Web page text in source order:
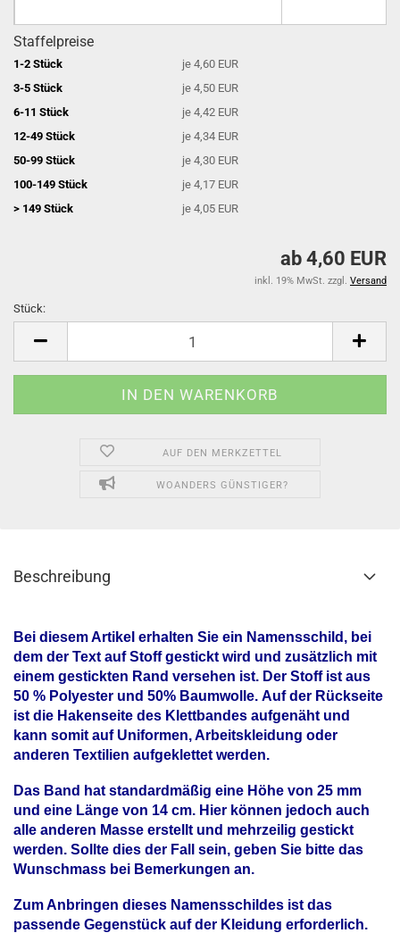
Staffelpreise
1-2 Stück
je 4,60 EUR
3-5 Stück
je 4,50 EUR
6-11 Stück
je 4,42 EUR
12-49 Stück
je 4,34 EUR
50-99 Stück
je 4,30 EUR
100-149 Stück
je 4,17 EUR
> 149 Stück
je 4,05 EUR
ab 4,60 EUR
inkl. 19% MwSt. zzgl. Versand
Stück:
AUF DEN MERKZETTEL
WOANDERS GÜNSTIGER?
Beschreibung
Bei diesem Artikel erhalten Sie ein Namensschild, bei
dem der Text auf Stoff gestickt wird und zusätzlich mit
einem gestickten Rand versehen ist. Der Stoff ist aus
50 % Polyester und 50% Baumwolle. Auf der Rückseite
ist die Hakenseite des Klettbandes aufgenäht und
kann somit auf Uniformen, Arbeitskleidung oder
anderen Textilien aufgeklettet werden.
Das Band hat standardmäßig eine Höhe von 25 mm
und eine Länge von 14 cm. Hier können jedoch auch
alle anderen Masse erstellt und mehrzeilig gestickt
werden. Sollte dies der Fall sein, geben Sie bitte das
Wunschmass bei Bemerkungen an.
Zum Anbringen dieses Namensschildes ist das
passende Gegenstück auf der Kleidung erforderlich.